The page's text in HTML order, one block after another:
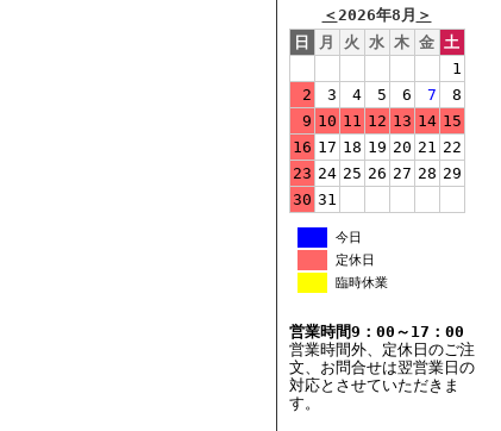
＜2026年8月 ＞
日
月 火 水 木 金 土
1
2
3 4 5 6 7
8
9 10 11 12 13 14 15
16 17 18 19 20 21 22
23 24 25 26 27 28 29
30 31
今日
定休日
臨時休業
営業時間9：00～17：00
営業時間外、定休日のご注
文、お問合せは翌営業日の
対応とさせていただきま
す。